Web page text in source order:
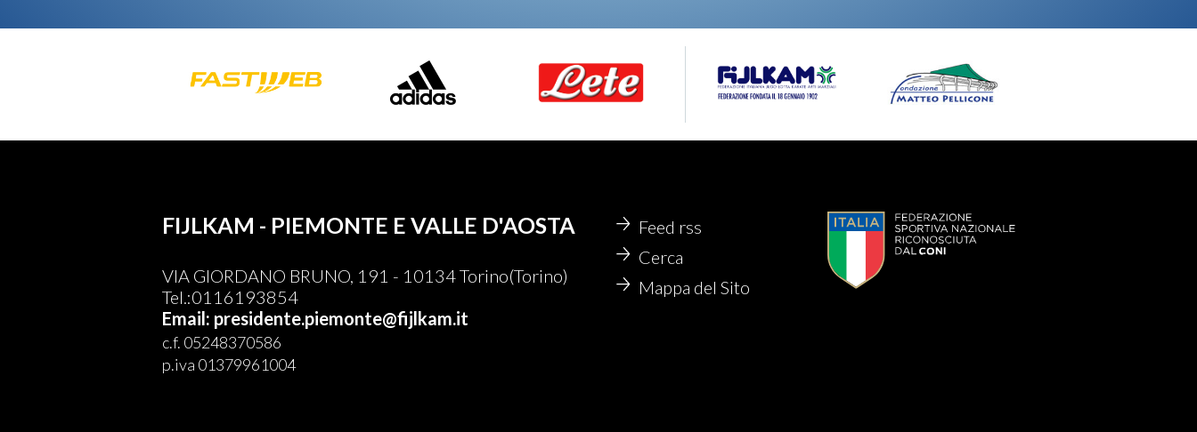
FIJLKAM - PIEMONTE E VALLE D'AOSTA
VIA GIORDANO BRUNO, 191 - 10134 Torino(Torino)
Tel.:0116193854
Email: presidente.piemonte@fijlkam.it
c.f. 05248370586
p.iva 01379961004
Feed rss
Cerca
Mappa del Sito